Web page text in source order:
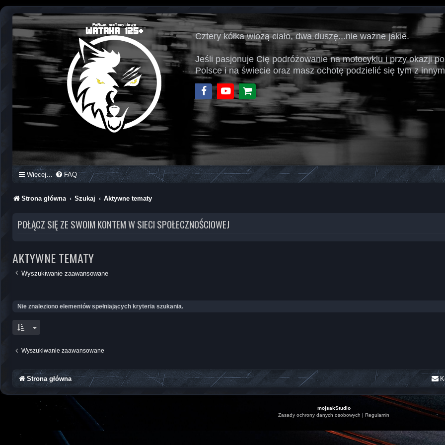
Cztery kółka wiozą ciało, dwa duszę...nie ważne jakie.
Jeśli pasjonuje Cię podróżowanie na motocyklu i przy okazji
Polsce i na świecie oraz masz ochotę podzielić się tym z
FacebookYoutubeSklep
Więcej… FAQ
Strona główna Szukaj Aktywne tematy
POŁĄCZ SIĘ ZE SWOIM KONTEM W SIECI SPOŁECZNOŚCIOWEJ
AKTYWNE TEMATY
Wyszukiwanie zaawansowane
Nie znaleziono elementów spełniających kryteria szukania.
Wyszukiwanie zaawansowane
Strona główna
mojsakStudio
Zasady ochrony danych osobowych
Regulamin